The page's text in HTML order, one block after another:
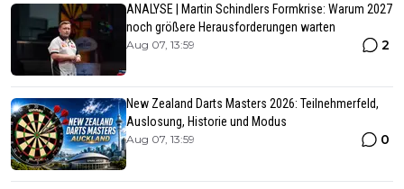
ANALYSE | Martin Schindlers Formkrise: Warum 2027
noch größere Herausforderungen warten
Aug 07, 13:59 2
New Zealand Darts Masters 2026: Teilnehmerfeld,
Auslosung, Historie und Modus
Aug 07, 13:59 0